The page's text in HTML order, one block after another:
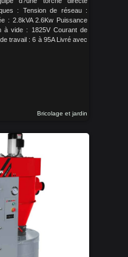
: Tension de réseau :
: 2.8kVA 2.6Kw Puissance
à vide : 1825V Courant de
travail : 6 à 95A Livré avec
Bricolage et jardin